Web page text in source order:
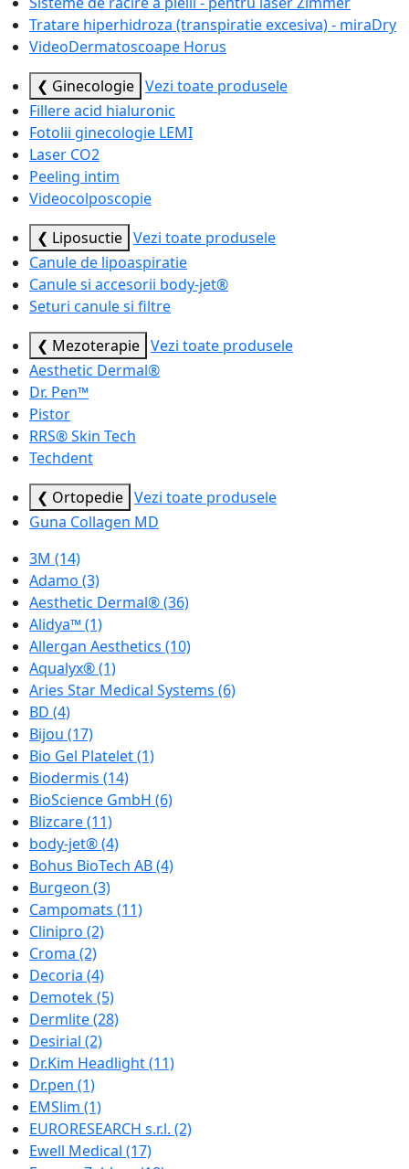
Tratare hiperhidroza (transpiratie excesiva) - miraDry
VideoDermatoscoape Horus
❮ Ginecologie Vezi toate produsele
Fillere acid hialuronic
Fotolii ginecologie LEMI
Laser CO2
Peeling intim
Videocolposcopie
❮ Liposuctie Vezi toate produsele
Canule de lipoaspiratie
Canule si accesorii body-jet®
Seturi canule si filtre
❮ Mezoterapie Vezi toate produsele
Aesthetic Dermal®
Dr. Pen™
Pistor
RRS® Skin Tech
Techdent
❮ Ortopedie Vezi toate produsele
Guna Collagen MD
3M (14)
Adamo (3)
Aesthetic Dermal®(36)
Alidya™(1)
Allergan Aesthetics (10)
Aqualyx®(1)
Aries Star Medical Systems (6)
BD (4)
Bijou (17)
Bio Gel Platelet(1)
Biodermis (14)
BioScience GmbH (6)
Blizcare(11)
body-jet®(4)
Bohus BioTech AB(4)
Burgeon (3)
Campomats (11)
Clinipro (2)
Croma (2)
Decoria (4)
Demotek(5)
Dermlite(28)
Desirial (2)
Dr.Kim Headlight(11)
Dr.pen (1)
EMSlim (1)
EURORESEARCH s.r.l. (2)
Ewell Medical (17)